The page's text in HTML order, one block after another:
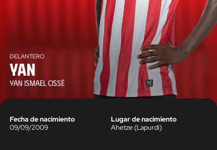
DELANTERO
Yan
YAN ISMAEL CISSÉ
Fecha de nacimiento
09/09/2009
Lugar de nacimiento
Ahetze (Lapurdi)